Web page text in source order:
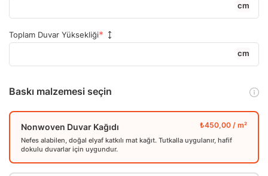
cm
Toplam Duvar Yüksekliği
cm
Baskı malzemesi seçin
Nonwoven Duvar Kağıdı
Nefes alabilen, doğal elyaf katkılı mat kağıt. Tutkalla uygulanır, hafif
dokulu duvarlar için uygundur.